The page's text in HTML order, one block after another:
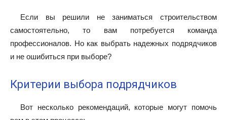
Если вы решили не заниматься строительством
самостоятельно, то вам потребуется команда
профессионалов. Но как выбрать надежных подрядчиков
и не ошибиться при выборе?
Критерии выбора подрядчиков
Вот несколько рекомендаций, которые могут помочь